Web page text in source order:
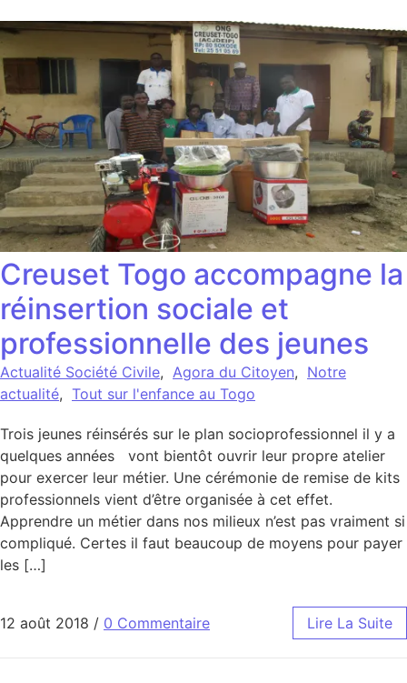
Creuset Togo accompagne la
réinsertion sociale et
professionnelle des jeunes
Actualité Société Civile, Agora du Citoyen, Notre
actualité, Tout sur l'enfance au Togo
Trois jeunes réinsérés sur le plan socioprofessionnel il y a
quelques années vont bientôt ouvrir leur propre atelier
pour exercer leur métier. Une cérémonie de remise de kits
professionnels vient d’être organisée à cet effet.
Apprendre un métier dans nos milieux n’est pas vraiment si
compliqué. Certes il faut beaucoup de moyens pour payer
les […]
12 août 2018 / 0 Commentaire Lire La Suite